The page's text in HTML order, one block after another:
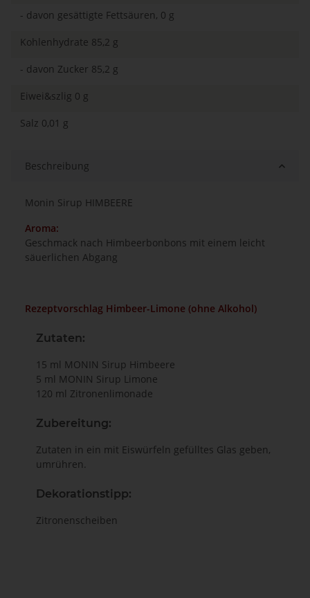
- davon gesättigte Fettsäuren, 0 g
Kohlenhydrate 85,2 g
- davon Zucker 85,2 g
Eiwei&szlig 0 g
Salz 0,01 g
Beschreibung
Monin Sirup HIMBEERE
Aroma:
Geschmack nach Himbeerbonbons mit einem leicht
säuerlichen Abgang
Rezeptvorschlag Himbeer-Limone (ohne Alkohol)
Zutaten:
15 ml MONIN Sirup Himbeere
5 ml MONIN Sirup Limone
120 ml Zitronenlimonade
Zubereitung:
Zutaten in ein mit Eiswürfeln gefülltes Glas geben,
umrühren.
Dekorationstipp:
Zitronenscheiben